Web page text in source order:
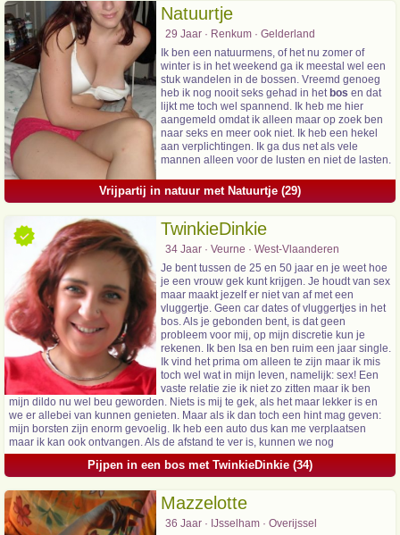
Natuurtje
29 Jaar · Renkum · Gelderland
Ik ben een natuurmens, of het nu zomer of
winter is in het weekend ga ik meestal wel een
stuk wandelen in de bossen. Vreemd genoeg
heb ik nog nooit seks gehad in het bos en dat
lijkt me toch wel spannend. Ik heb me hier
aangemeld omdat ik alleen maar op zoek ben
naar seks en meer ook niet. Ik heb een hekel
aan verplichtingen. Ik ga dus net als vele
mannen alleen voor de lusten en niet de lasten.
Vrijpartij in natuur met Natuurtje (29)
TwinkieDinkie
34 Jaar · Veurne · West-Vlaanderen
Je bent tussen de 25 en 50 jaar en je weet hoe
je een vrouw gek kunt krijgen. Je houdt van sex
maar maakt jezelf er niet van af met een
vluggertje. Geen car dates of vluggertjes in het
bos. Als je gebonden bent, is dat geen
probleem voor mij, op mijn discretie kun je
rekenen. Ik ben Isa en ben ruim een jaar single.
Ik vind het prima om alleen te zijn maar ik mis
toch wel wat in mijn leven, namelijk: sex! Een
vaste relatie zie ik niet zo zitten maar ik ben
mijn dildo nu wel beu geworden. Niets is mij te gek, als het maar lekker is en
we er allebei van kunnen genieten. Maar als ik dan toch een hint mag geven:
mijn borsten zijn enorm gevoelig. Ik heb een auto dus kan me verplaatsen
maar ik kan ook ontvangen. Als de afstand te ver is, kunnen we nog
Pijpen in een bos met TwinkieDinkie (34)
Mazzelotte
36 Jaar · IJsselham · Overijssel